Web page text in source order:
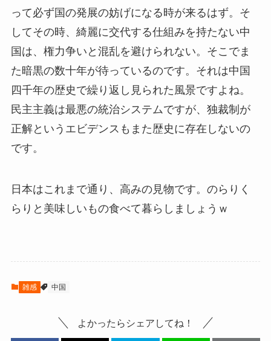
って必ず国の発展の妨げになる時が来るはず。そ
してその時、綺麗に交代する仕組みを持たない中
国は、権力争いと混乱を避けられない。そこでま
た暗黒の数十年が待っているのです。それは中国
四千年の歴史で繰り返し見られた風景ですよね。
民主主義は最悪の統治システムですが、独裁制が
正解というエビデンスもまた歴史に存在しないの
です。
日本はこれまで通り、高みの見物です。のらりく
らりと美味しいもの食べて暮らしましょうｗ
雑感 中国
よかったらシェアしてね！